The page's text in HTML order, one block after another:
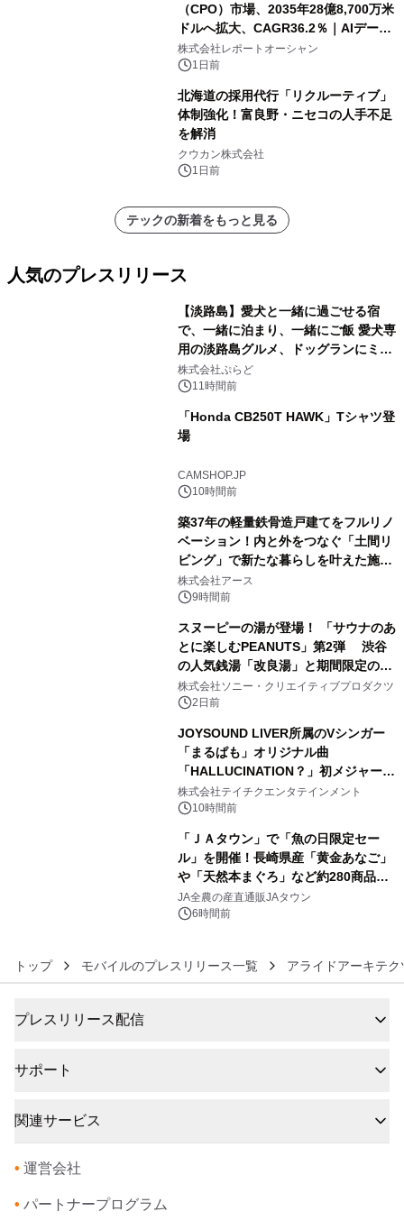
（CPO）市場、2035年28億8,700万米
ドルへ拡大、CAGR36.2％｜AIデータ
センター・高速光通信需要が成長を加
速
株式会社レポートオーシャン
1日前
北海道の採用代行「リクルーティブ」
体制強化！富良野・ニセコの人手不足
を解消
クウカン株式会社
1日前
テックの新着をもっと見る
人気のプレスリリース
【淡路島】愛犬と一緒に過ごせる宿
で、一緒に泊まり、一緒にご飯 愛犬専
用の淡路島グルメ、ドッグランにミニ
プール グランピングとトレーラーハウ
スの2施設で
株式会社ぷらど
11時間前
「Honda CB250T HAWK」Tシャツ登
場
CAMSHOP.JP
10時間前
築37年の軽量鉄骨造戸建てをフルリノ
ベーション！内と外をつなぐ「土間リ
ビング」で新たな暮らしを叶えた施工
事例を株式会社アースが公開
株式会社アース
9時間前
スヌーピーの湯が登場！ 「サウナのあ
とに楽しむPEANUTS」第2弾 渋谷
の人気銭湯「改良湯」と期間限定のコ
ラボレーション サウナイキタイコラ
ボグッズも発売決定！
株式会社ソニー・クリエイティブプロダクツ
2日前
JOYSOUND LIVER所属のVシンガー
「まるぱも」オリジナル曲
「HALLUCINATION？」初メジャー配
信リリース決定！
株式会社テイチクエンタテインメント
10時間前
「ＪＡタウン」で「魚の日限定セー
ル」を開催！長崎県産「黄金あなご」
や「天然本まぐろ」など約280商品を
販売！～毎月１０日の定例企画～
JA全農の産直通販JAタウン
6時間前
トップ モバイルのプレスリリース一覧 アライドアーキテ
プレスリリース配信
サポート
関連サービス
• 運営会社
• パートナープログラム